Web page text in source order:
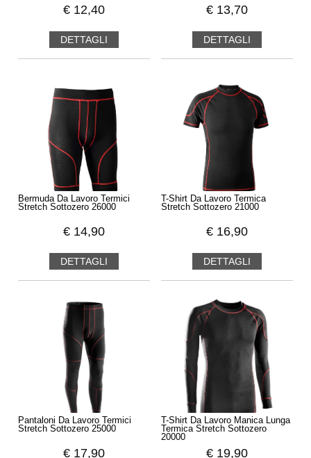
€ 12,40
DETTAGLI
€ 13,70
DETTAGLI
Bermuda Da Lavoro Termici
Stretch Sottozero 26000
€ 14,90
DETTAGLI
T-Shirt Da Lavoro Termica
Stretch Sottozero 21000
€ 16,90
DETTAGLI
Pantaloni Da Lavoro Termici
Stretch Sottozero 25000
€ 17,90
T-Shirt Da Lavoro Manica Lunga
Termica Stretch Sottozero
20000
€ 19,90